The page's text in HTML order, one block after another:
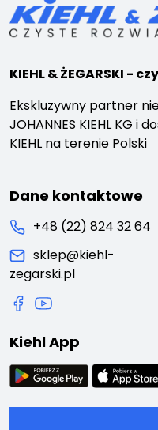
KIEHL & ŻEGARSKI -
Ekskluzywny partner
JOHANNES KIEHL KG
KIEHL na terenie Polski
Dane kontaktowe
+48 (22) 824 32 64
sklep@kiehl-
zegarski.pl
Kiehl App